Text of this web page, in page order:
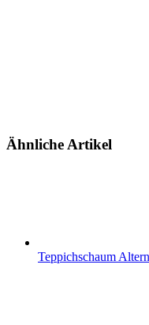
Ähnliche Artikel
Teppichschaum